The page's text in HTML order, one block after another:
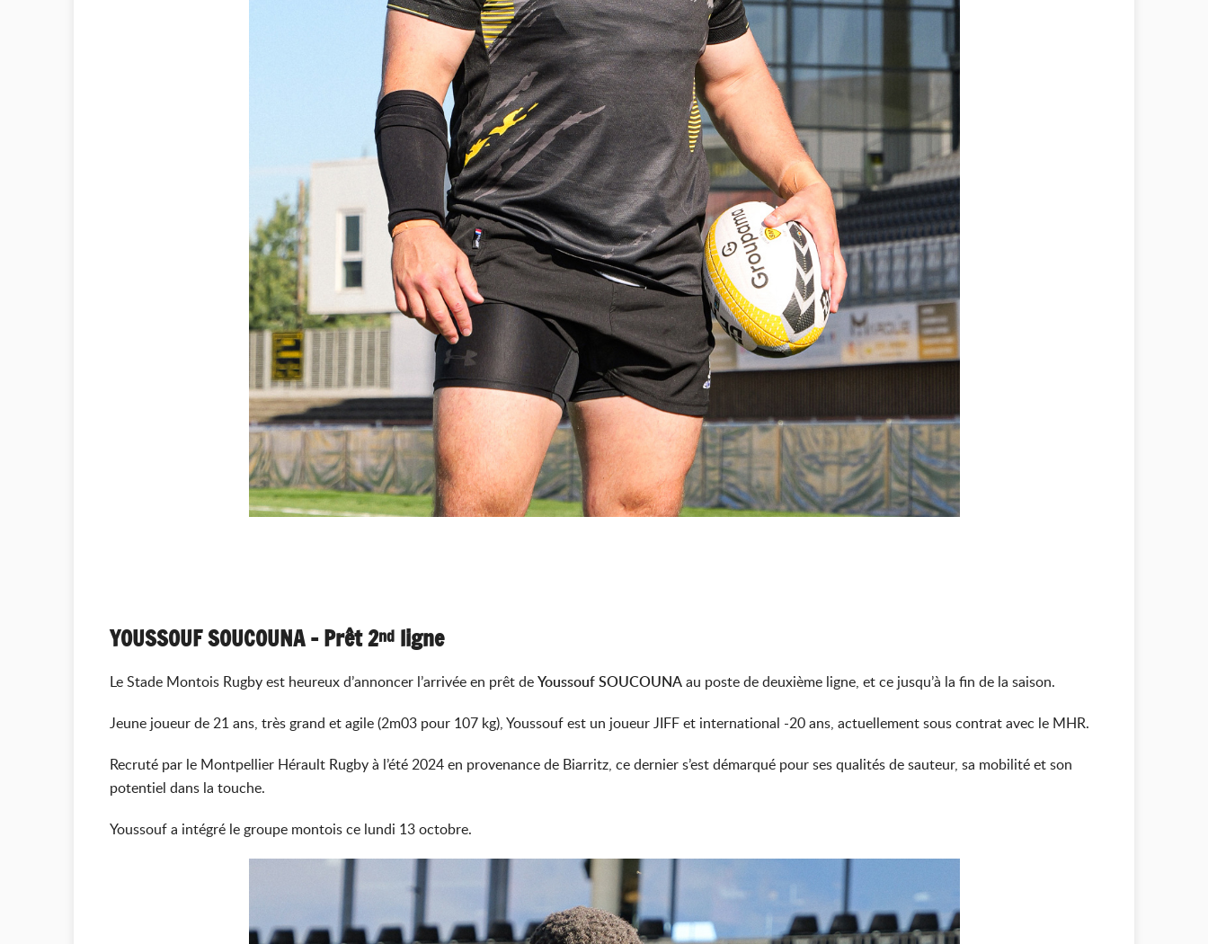
YOUSSOUF SOUCOUNA – Prêt 2nd ligne
Le Stade Montois Rugby est heureux d’annoncer l’arrivée en prêt deYoussouf SOUCOUNAau poste de deuxième ligne, et ce jusqu’à la fin de la saison.
Jeune joueur de 21 ans, très grand et agile (2m03 pour 107 kg), Youssouf est un joueur JIFF et international -20 ans, actuellement sous contrat avec le MHR.
Recruté par le Montpellier Hérault Rugby à l’été 2024 en provenance de Biarritz, ce dernier s’est démarqué pour ses qualités de sauteur, sa mobilité et son
potentiel dans la touche.
Youssouf a intégré le groupe montois ce lundi 13 octobre.